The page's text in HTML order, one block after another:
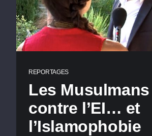
REPORTAGES
Les Musulmans
contre l’EI… et
l’Islamophobie